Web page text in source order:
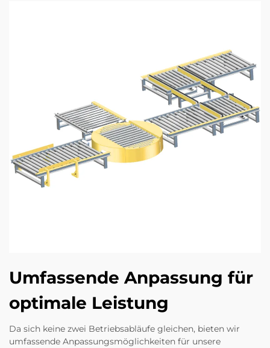
Umfassende Anpassung für
optimale Leistung
Da sich keine zwei Betriebsabläufe gleichen, bieten wir
umfassende Anpassungsmöglichkeiten für unsere